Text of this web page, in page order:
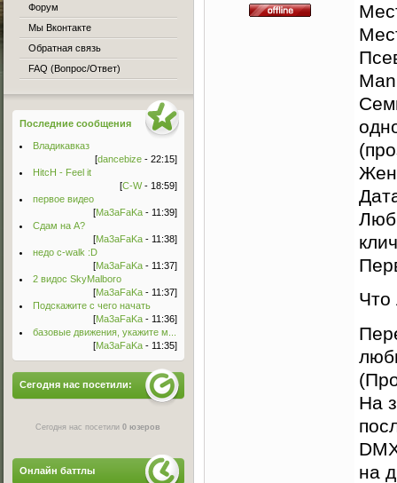
Man
Что
На
на
Форум
Мы Вконтакте
Обратная связь
FAQ (Вопрос/Ответ)
Последние сообщения
Владикавказ
[dancebize - 22:15]
HitcH - Feel it
[C-W- 18:59]
первое видео
[Ma3aFaKa - 11:39]
Сдам на А?
[Ma3aFaKa - 11:38]
недо c-walk :D
[Ma3aFaKa - 11:37]
2 видос SkyMalboro
[Ma3aFaKa - 11:37]
Подскажите с чего начать
[Ma3aFaKa - 11:36]
базовые движения, укажите м...
[Ma3aFaKa - 11:35]
Сегодня нас посетили:
Сегодня нас посетили0 юзеров
Онлайн баттлы